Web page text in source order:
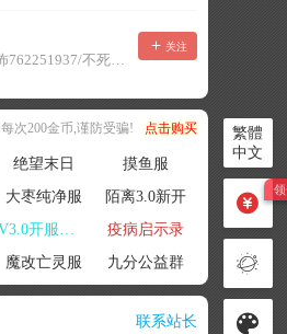
无限恐怖762251937/不死者末日1080207504
关注
每次200金币,谨防受骗! 点击购买
绝望末日
摸鱼服
大枣纯净服
陌离3.0新开
V3.0开服联机
疫病启示录
魔改亡灵服 九分公益群
联系站长
繁體
中文